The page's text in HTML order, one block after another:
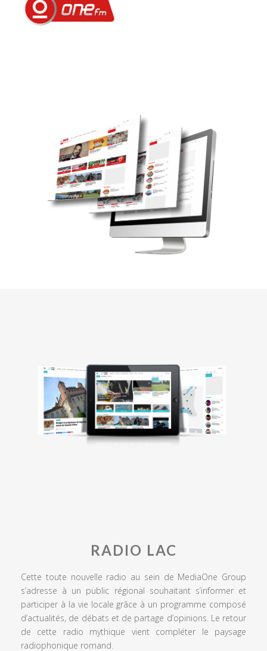
RADIO LAC
Cette toute nouvelle radio au sein de MediaOne Group
s’adresse à un public régional souhaitant s’informer et
participer à la vie locale grâce à un programme composé
d’actualités, de débats et de partage d’opinions. Le retour
de cette radio mythique vient compléter le paysage
radiophonique romand.